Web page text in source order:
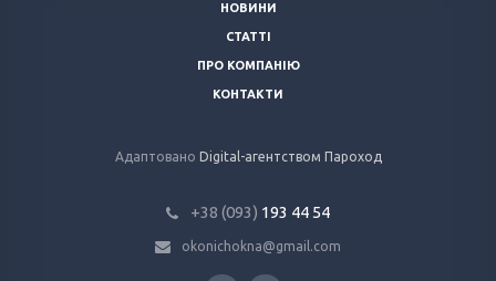
НОВИНИ
СТАТТІ
ПРО КОМПАНІЮ
КОНТАКТИ
Адаптовано Digital-агентством Пароход
+38 (093) 193 44 54
okonichokna@gmail.com